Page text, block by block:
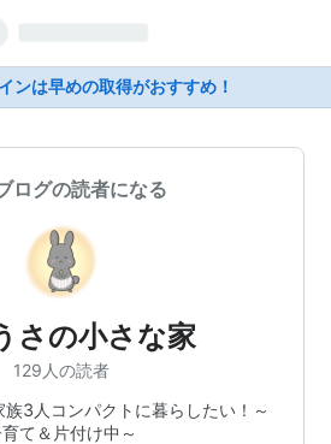
ンは早めの取得がおすすめ！
ログの読者になる
さの小さな家
129人の読者
3人コンパクトに暮らしたい！～
て＆片付け中～